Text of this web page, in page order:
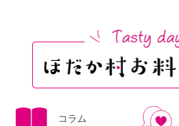
コラム